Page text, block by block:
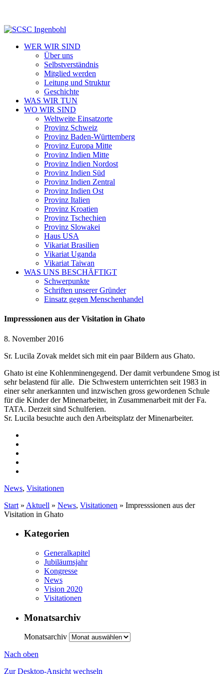
WER WIR SIND
Über uns
Selbstverständnis
Mitglied werden
Leitung und Struktur
Geschichte
WAS WIR TUN
WO WIR SIND
Weltweite Einsatzorte
Provinz Schweiz
Provinz Baden-Württemberg
Provinz Europa Mitte
Provinz Indien Mitte
Provinz Indien Nordost
Provinz Indien Süd
Provinz Indien Zentral
Provinz Indien Ost
Provinz Italien
Provinz Kroatien
Provinz Tschechien
Provinz Slowakei
Haus USA
Vikariat Brasilien
Vikariat Uganda
Vikariat Taiwan
WAS UNS BESCHÄFTIGT
Schwerpunkte
Schriften unserer Gründer
Einsatz gegen Menschenhandel
Impresssionen aus der Visitation in Ghato
8. November 2016
Sr. Lucila Zovak meldet sich mit ein paar Bildern aus Ghato.
Ghato ist eine Kohlenminengegend. Der damit verbundene Smog ist
sehr belastend für alle. Die Schwestern unterrichten seit 1983 in
einer sehr anerkannten und inzwischen gross gewordenen Schule
für die Kinder der Minenarbeiter, in Zusammenarbeit mit der Fa.
TATA. Derzeit sind Schulferien.
Sr. Lucila besuchte auch den Arbeitsplatz der Minenarbeiter.
News, Visitationen
Start » Aktuell » News, Visitationen » Impresssionen aus der
Visitation in Ghato
Kategorien
Generalkapitel
Jubiläumsjahr
Kongresse
News
Vision 2020
Visitationen
Monatsarchiv
Monatsarchiv
Nach oben
Zur Desktop-Ansicht wechseln